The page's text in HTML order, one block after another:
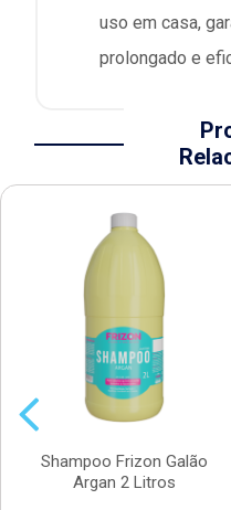
uso em casa,
prolongado e
Shampoo Frizon Galão
Argan 2 Litros